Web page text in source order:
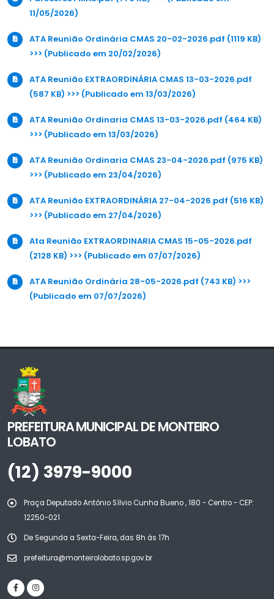
11/05/2026)
ATA Reunião Ordinária CMAS 20-02-2026.pdf (1119 KB)
>>> (Publicado em 20/02/2026)
ATA Reunião EXTRAORDINÁRIA CMAS 13-03-2026.pdf
(587 KB) >>> (Publicado em 13/03/2026)
ATA Reunião Ordinaria CMAS 13-03-2026.pdf (464 KB)
>>> (Publicado em 13/03/2026)
ATA Reunião Ordinaria CMAS 23-04-2026.pdf (975 KB)
>>> (Publicado em 23/04/2026)
ATA Reunião EXTRAORDINÁRIA 27-04-2026.pdf (516 KB)
>>> (Publicado em 27/04/2026)
Ata Reunião EXTRAORDINARIA CMAS 15-05-2026.pdf
(2128 KB) >>> (Publicado em 07/07/2026)
ATA Reunião Ordinária 28-05-2026.pdf (743 KB) >>>
(Publicado em 07/07/2026)
PREFEITURA MUNICIPAL DE MONTEIRO
LOBATO
(12) 3979-9000
Praça Deputado Antônio Sílvio Cunha Bueno , 180 - Centro - CEP:
12250-021
De Segunda a Sexta-Feira, das 8h às 17h
prefeitura@monteirolobato.sp.gov.br